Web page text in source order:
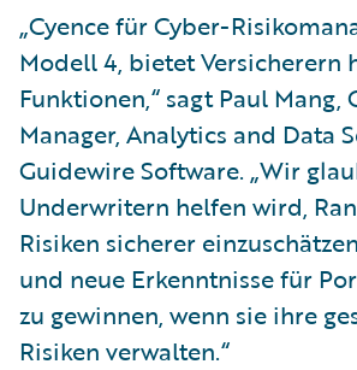
„Cyence für Cyber-
Modell 4, bietet Versicherern
Funktionen,“ sagt Paul Mang,
Manager, Analytics and Data
Guidewire Software. „Wir
Underwritern helfen wird,
Risiken sicherer
und neue Erkenntnisse für
zu gewinnen, wenn sie ihre
Risiken verwalten.“